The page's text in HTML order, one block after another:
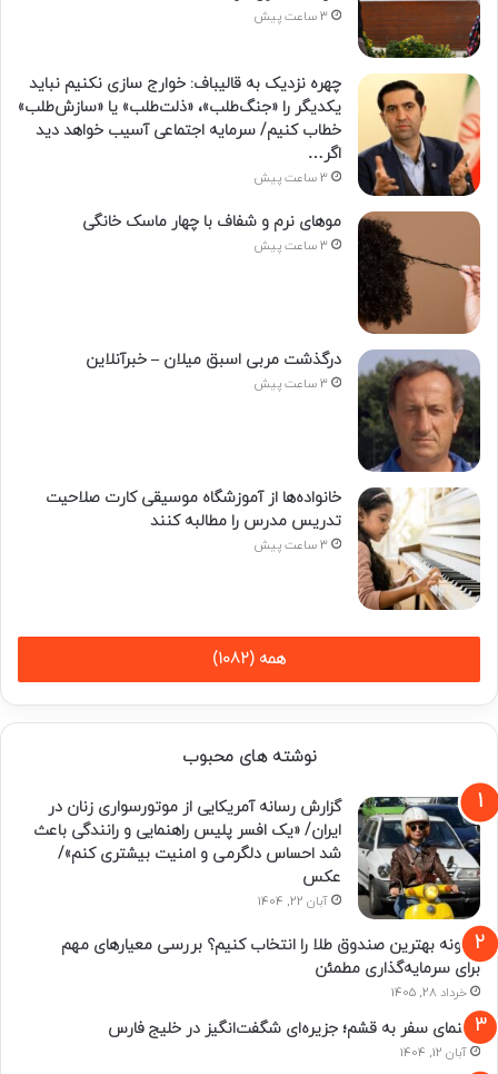
3 ساعت پیش
چهره نزدیک به قالیباف: خوارج سازی نکنیم نباید
یکدیگر را «جنگ‌طلب»، «ذلت‌طلب» یا «سازش‌طلب»
خطاب کنیم/ سرمایه اجتماعی آسیب خواهد دید
اگر…
3 ساعت پیش
موهای نرم و شفاف با چهار ماسک خانگی
3 ساعت پیش
درگذشت مربی اسبق میلان – خبرآنلاین
3 ساعت پیش
خانواده‌ها از آموزشگاه موسیقی کارت صلاحیت
تدریس مدرس را مطالبه کنند
3 ساعت پیش
همه (1082)
نوشته های محبوب
گزارش رسانه آمریکایی از موتورسواری زنان در
ایران/ «یک افسر پلیس راهنمایی و رانندگی باعث
شد احساس دلگرمی و امنیت بیشتری کنم»/
عکس
آبان 22, 1404
چگونه بهترین صندوق طلا را انتخاب کنیم؟ بررسی معیارهای مهم
برای سرمایه‌گذاری مطمئن
خرداد 28, 1405
راهنمای سفر به قشم؛ جزیره‌ای شگفت‌انگیز در خلیج فارس
آبان 12, 1404